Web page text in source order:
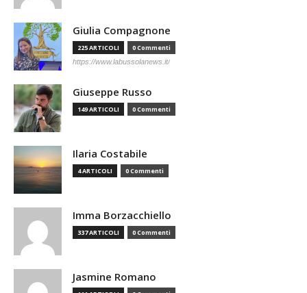
Giulia Compagnone
225 ARTICOLI 0 Commenti
https://www.labussolanews.it/
Giuseppe Russo
149 ARTICOLI 0 Commenti
Ilaria Costabile
4 ARTICOLI 0 Commenti
Imma Borzacchiello
337 ARTICOLI 0 Commenti
Jasmine Romano